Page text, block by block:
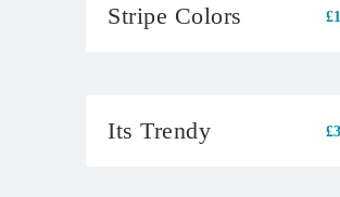
Stripe Colors £
Its Trendy £